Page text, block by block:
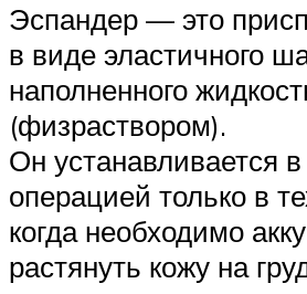
Эспандер — это
в виде эластичного
наполненного
(физраствором).
Он устанавливается
операцией только в
когда необходимо
растянуть кожу на